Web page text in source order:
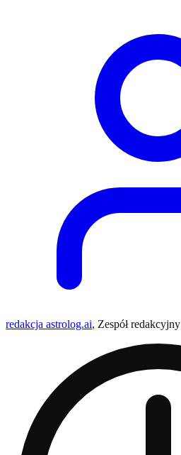
redakcja astrolog.ai, Zespół redakcyjny